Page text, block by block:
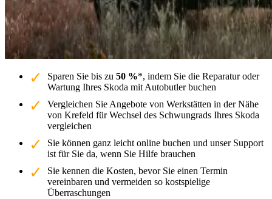
Sparen Sie bis zu 50 %*, indem Sie die Reparatur oder
Wartung Ihres Skoda mit Autobutler buchen
Vergleichen Sie Angebote von Werkstätten in der Nähe
von Krefeld für Wechsel des Schwungrads Ihres Skoda
vergleichen
Sie können ganz leicht online buchen und unser Support
ist für Sie da, wenn Sie Hilfe brauchen
Sie kennen die Kosten, bevor Sie einen Termin
vereinbaren und vermeiden so kostspielige
Überraschungen